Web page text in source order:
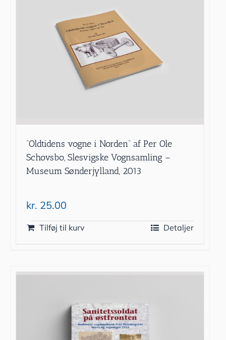
”Oldtidens vogne i Norden” af Per Ole
Schovsbo, Slesvigske Vognsamling –
Museum Sønderjylland, 2013
kr. 25.00
Tilføj til kurv Detaljer